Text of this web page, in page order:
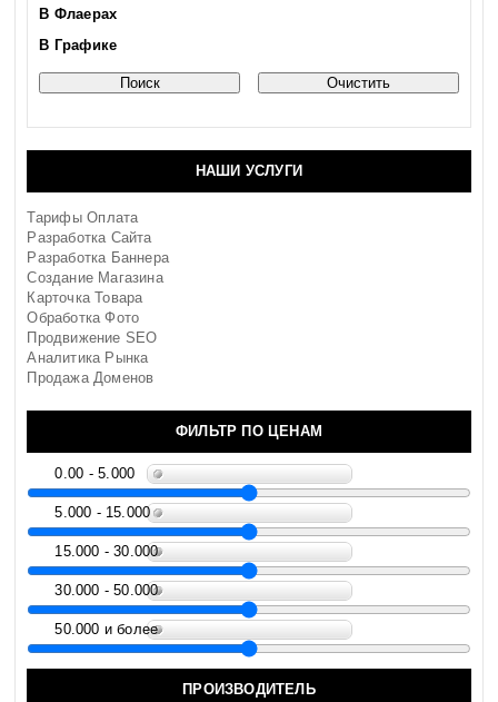
В Флаерах
В Графике
НАШИ УСЛУГИ
Тарифы Оплата
Разработка Сайта
Разработка Баннера
Создание Магазина
Карточка Товара
Обработка Фото
Продвижение SEO
Аналитика Рынка
Продажа Доменов
ФИЛЬТР ПО ЦЕНАМ
0.00 - 5.000
5.000 - 15.000
15.000 - 30.000
30.000 - 50.000
50.000 и более
ПРОИЗВОДИТЕЛЬ